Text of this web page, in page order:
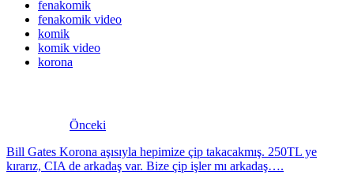
fenakomik
fenakomik video
komik
komik video
korona
Önceki
Bill Gates Korona aşısıyla hepimize çip takacakmış. 250TL ye
kırarız, CIA de arkadaş var. Bize çip işler mı arkadaş….